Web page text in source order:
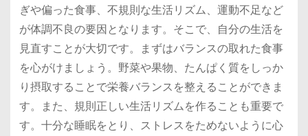
ぎや偏った食事、不規則な生活リズム、運動不足など
が体調不良の要因となります。そこで、自分の生活を
見直すことが大切です。まずはバランスの取れた食事
を心がけましょう。野菜や果物、たんぱく質をしっか
り摂取することで栄養バランスを整えることができま
す。また、規則正しい生活リズムを作ることも重要で
す。十分な睡眠をとり、ストレスをためないように心